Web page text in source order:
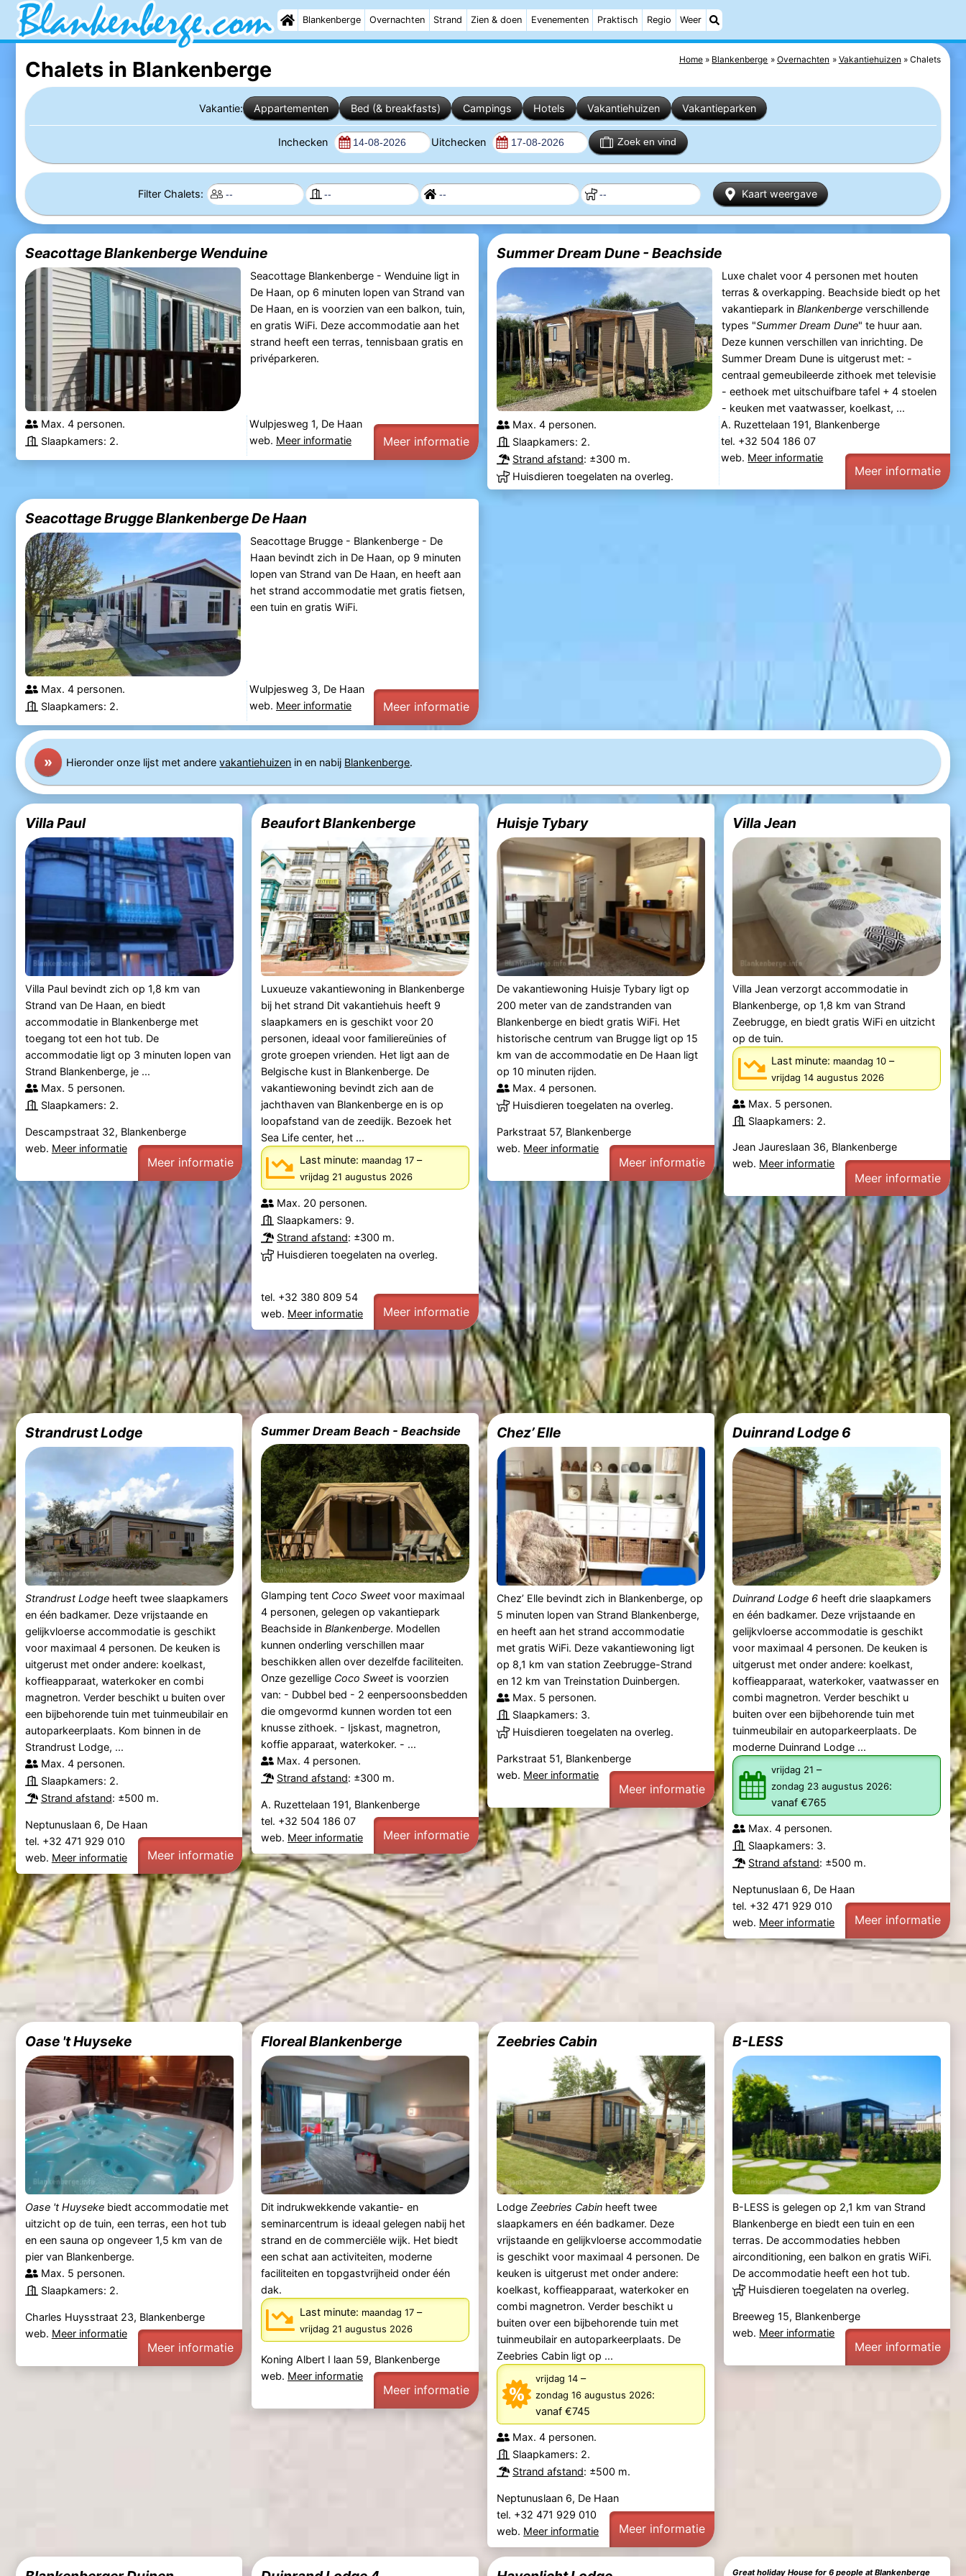
Blankenberge Overnachten Strand Zien & doen Evenementen Praktisch Regio Weer
Home Blankenberge Overnachten Vakantiehuizen Chalets
Chalets in Blankenberge
Vakantie: Appartementen Bed (& breakfasts) Campings Hotels Vakantiehuizen Vakantieparken
Inchecken Uitchecken Zoek en vind
Filter Chalets: Kaart weergave
Seacottage Blankenberge Wenduine
Seacottage Blankenberge - Wenduine ligt in
De Haan, op 6 minuten lopen van Strand van
De Haan, en is voorzien van een balkon, tuin,
en gratis WiFi. Deze accommodatie aan het
strand heeft een terras, tennisbaan gratis en
privéparkeren.
Max. 4 personen.
Slaapkamers: 2.
Wulpjesweg 1, De Haan
web. Meer informatie Meer informatie
Summer Dream Dune - Beachside
Luxe chalet voor 4 personen met houten
terras & overkapping. Beachside biedt op het
vakantiepark in Blankenbergeverschillende
types "Summer Dream Dune" te huur aan.
Deze kunnen verschillen van inrichting. De
Summer Dream Dune is uitgerust met: -
centraal gemeubileerde zithoek met televisie
- eethoek met uitschuifbare tafel + 4 stoelen
- keuken met vaatwasser, koelkast, ...
Max. 4 personen.
Slaapkamers: 2.
Strand afstand: ±300 m.
Huisdieren toegelaten na overleg.
A. Ruzettelaan 191, Blankenberge
tel. +32 504 186 07
web. Meer informatie
Meer informatie
Seacottage Brugge Blankenberge De Haan
Seacottage Brugge - Blankenberge - De
Haan bevindt zich in De Haan, op 9 minuten
lopen van Strand van De Haan, en heeft aan
het strand accommodatie met gratis fietsen,
een tuin en gratis WiFi.
Max. 4 personen.
Slaapkamers: 2.
Wulpjesweg 3, De Haan
web. Meer informatie Meer informatie
» Hieronder onze lijst met anderevakantiehuizen in en nabij Blankenberge.
Villa Paul
Villa Paul bevindt zich op 1,8 km van
Strand van De Haan, en biedt
accommodatie in Blankenberge met
toegang tot een hot tub. De
accommodatie ligt op 3 minuten lopen van
Strand Blankenberge, je ...
Max. 5 personen.
Slaapkamers: 2.
Descampstraat 32, Blankenberge
web. Meer informatie
Meer informatie
Beaufort Blankenberge
Luxueuze vakantiewoning in Blankenberge
bij het strand Dit vakantiehuis heeft 9
slaapkamers en is geschikt voor 20
personen, ideaal voor familiereünies of
grote groepen vrienden. Het ligt aan de
Belgische kust in Blankenberge. De
vakantiewoning bevindt zich aan de
jachthaven van Blankenberge en is op
loopafstand van de zeedijk. Bezoek het
Sea Life center, het ...
Last minute: maandag 17–
vrijdag 21 augustus 2026
Max. 20 personen.
Slaapkamers: 9.
Strand afstand: ±300 m.
Huisdieren toegelaten na overleg.
tel. +32 380 809 54
web. Meer informatie Meer informatie
Huisje Tybary
De vakantiewoning Huisje Tybary ligt op
200 meter van de zandstranden van
Blankenberge en biedt gratis WiFi. Het
historische centrum van Brugge ligt op 15
km van de accommodatie en De Haan ligt
op 10 minuten rijden.
Max. 4 personen.
Huisdieren toegelaten na overleg.
Parkstraat 57, Blankenberge
web. Meer informatie
Meer informatie
Villa Jean
Villa Jean verzorgt accommodatie in
Blankenberge, op 1,8 km van Strand
Zeebrugge, en biedt gratis WiFi en uitzicht
op de tuin.
Last minute: maandag 10 –
vrijdag 14 augustus 2026
Max. 5 personen.
Slaapkamers: 2.
Jean Jaureslaan 36, Blankenberge
web. Meer informatie
Meer informatie
Strandrust Lodge
Strandrust Lodgeheeft twee slaapkamers
en één badkamer. Deze vrijstaande en
gelijkvloerse accommodatie is geschikt
voor maximaal 4 personen. De keuken is
uitgerust met onder andere: koelkast,
koffieapparaat, waterkoker en combi
magnetron. Verder beschikt u buiten over
een bijbehorende tuin met tuinmeubilair en
autoparkeerplaats. Kom binnen in de
Strandrust Lodge, ...
Max. 4 personen.
Slaapkamers: 2.
Strand afstand: ±500 m.
Neptunuslaan 6, De Haan
tel. +32 471 929 010
web. Meer informatie Meer informatie
Summer Dream Beach - Beachside
Glamping tent Coco Sweetvoor maximaal
4 personen, gelegen op vakantiepark
Beachside in Blankenberge. Modellen
kunnen onderling verschillen maar
beschikken allen over dezelfde faciliteiten.
Onze gezellige Coco Sweetis voorzien
van: - Dubbel bed - 2 eenpersoonsbedden
die omgevormd kunnen worden tot een
knusse zithoek. - Ijskast, magnetron,
koffie apparaat, waterkoker. - ...
Max. 4 personen.
Strand afstand: ±300 m.
A. Ruzettelaan 191, Blankenberge
tel. +32 504 186 07
web. Meer informatie Meer informatie
Chez’ Elle
Chez’ Elle bevindt zich in Blankenberge, op
5 minuten lopen van Strand Blankenberge,
en heeft aan het strand accommodatie
met gratis WiFi. Deze vakantiewoning ligt
op 8,1 km van station Zeebrugge-Strand
en 12 km van Treinstation Duinbergen.
Max. 5 personen.
Slaapkamers: 3.
Huisdieren toegelaten na overleg.
Parkstraat 51, Blankenberge
web. Meer informatie
Meer informatie
Duinrand Lodge 6
Duinrand Lodge 6 heeft drie slaapkamers
en één badkamer. Deze vrijstaande en
gelijkvloerse accommodatie is geschikt
voor maximaal 4 personen. De keuken is
uitgerust met onder andere: koelkast,
koffieapparaat, waterkoker, vaatwasser en
combi magnetron. Verder beschikt u
buiten over een bijbehorende tuin met
tuinmeubilair en autoparkeerplaats. De
moderne Duinrand Lodge ...
vrijdag 21 –
zondag 23 augustus 2026:
vanaf €765
Max. 4 personen.
Slaapkamers: 3.
Strand afstand: ±500 m.
Neptunuslaan 6, De Haan
tel. +32 471 929 010
web. Meer informatie Meer informatie
Oase 't Huyseke
Oase 't Huysekebiedt accommodatie met
uitzicht op de tuin, een terras, een hot tub
en een sauna op ongeveer 1,5 km van de
pier van Blankenberge.
Max. 5 personen.
Slaapkamers: 2.
Charles Huysstraat 23, Blankenberge
web. Meer informatie
Meer informatie
Floreal Blankenberge
Dit indrukwekkende vakantie- en
seminarcentrum is ideaal gelegen nabij het
strand en de commerciële wijk. Het biedt
een schat aan activiteiten, moderne
faciliteiten en topgastvrijheid onder één
dak.
Last minute: maandag 17–
vrijdag 21 augustus 2026
Koning Albert I laan 59, Blankenberge
web. Meer informatie
Meer informatie
Zeebries Cabin
LodgeZeebries Cabin heeft twee
slaapkamers en één badkamer. Deze
vrijstaande en gelijkvloerse accommodatie
is geschikt voor maximaal 4 personen. De
keuken is uitgerust met onder andere:
koelkast, koffieapparaat, waterkoker en
combi magnetron. Verder beschikt u
buiten over een bijbehorende tuin met
tuinmeubilair en autoparkeerplaats. De
Zeebries Cabin ligt op ...
vrijdag 14–
zondag 16 augustus 2026:
vanaf €745
Max. 4 personen.
Slaapkamers: 2.
Strand afstand: ±500 m.
Neptunuslaan 6, De Haan
tel. +32 471 929 010
web. Meer informatie Meer informatie
B-LESS
B-LESS is gelegen op 2,1 km van Strand
Blankenberge en biedt een tuin en een
terras. De accommodaties hebben
airconditioning, een balkon en gratis WiFi.
De accommodatie heeft een hot tub.
Huisdieren toegelaten na overleg.
Breeweg 15, Blankenberge
web. Meer informatie
Meer informatie
Great holiday House for 6 people at Blankenberge